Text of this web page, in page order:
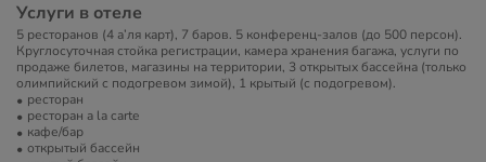
Услуги в отеле
5 ресторанов (4 а’ля карт), 7 баров. 5 конференц-­залов (до 500 персон).
Круглосуточная стойка регистрации, камера хранения багажа, услуги по
продаже билетов, магазины на территории, 3 открытых бассейна (только
олимпийский с подогревом зимой), 1 крытый (с подогревом).
ресторан
ресторан a la carte
кафе/бар
открытый бассейн